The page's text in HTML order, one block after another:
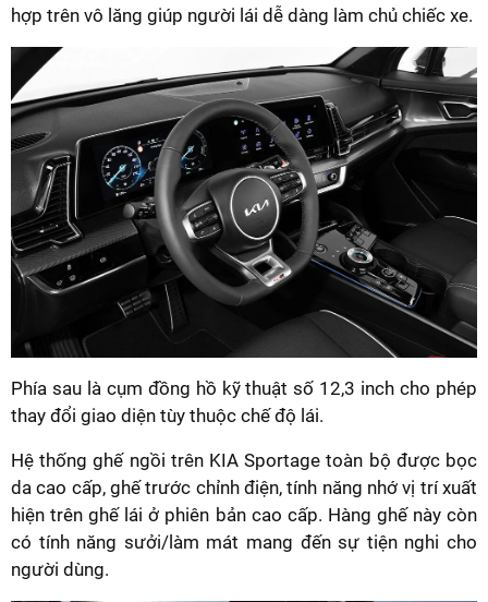
hợp trên vô lăng giúp người lái dễ dàng làm chủ chiếc xe.
Phía sau là cụm đồng hồ kỹ thuật số 12,3 inch cho phép
thay đổi giao diện tùy thuộc chế độ lái.
Hệ thống ghế ngồi trên KIA Sportage toàn bộ được bọc
da cao cấp, ghế trước chỉnh điện, tính năng nhớ vị trí xuất
hiện trên ghế lái ở phiên bản cao cấp. Hàng ghế này còn
có tính năng sưởi/làm mát mang đến sự tiện nghi cho
người dùng.